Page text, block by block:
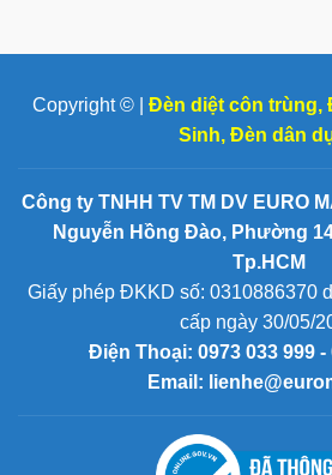
Copyright © | Đèn diệt côn trùng,
Sinh, Đèn dân
Công ty TNHH TV TM DV EURO
Nguyễn Hồng Đào, Phường
Tp.HCM
Giấy phép ĐKKD số: 0310886370
cấp ngày 30/05/
Điện Thoại: 0973 033 999
Email: